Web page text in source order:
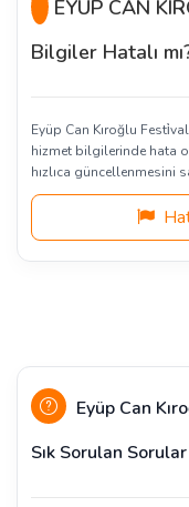
EYÜP CAN
Bilgiler Hatalı
Eyüp Can Kıroğlu
hizmet bilgilerinde hata
hızlıca güncellenmesini
Eyüp Can
Sık Sorulan Sorular